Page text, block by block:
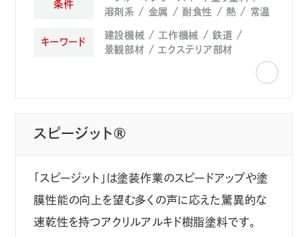
条件
溶剤系
金属 耐食性 熱 常温
キーワード
建設機械 工作機械
鉄道
景観部材
エクステリア部材
スピージット®
「スピージット」は塗装作業のスピードアップや塗
膜性能の向上を望む多くの声に応えた驚異的な
速乾性を持つアクリルアルキド樹脂塗料です。